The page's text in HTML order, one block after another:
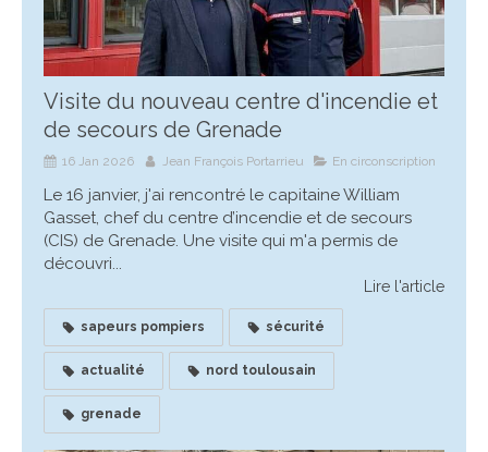
Visite du nouveau centre d'incendie et
de secours de Grenade
16 Jan 2026 Jean François Portarrieu En circonscription
Le 16 janvier, j'ai rencontré le capitaine William
Gasset, chef du centre d’incendie et de secours
(CIS) de Grenade. Une visite qui m'a permis de
découvri...
Lire l'article
sapeurs pompiers sécurité
actualité nord toulousain
grenade